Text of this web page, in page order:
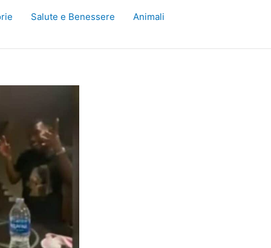
Salute e Benessere
Animali